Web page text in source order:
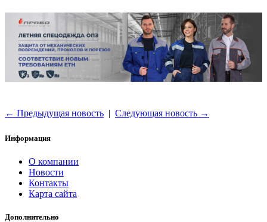
← Предыдущая новость Следующая новость →
Информация
О компании
Новости
Контакты
Карта сайта
Дополнительно